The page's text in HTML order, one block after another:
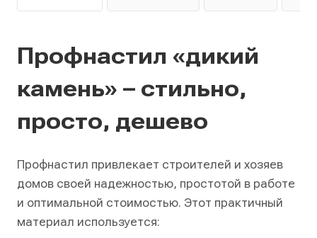
Профнастил «дикий
камень» – стильно,
просто, дешево
Профнастил привлекает строителей и хозяев
домов своей надежностью, простотой в работе
и оптимальной стоимостью. Этот практичный
материал используется: